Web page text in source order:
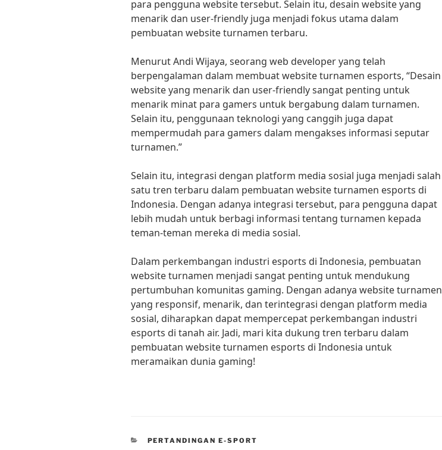
para pengguna website tersebut. Selain itu, desain website yang
menarik dan user-friendly juga menjadi fokus utama dalam
pembuatan website turnamen terbaru.
Menurut Andi Wijaya, seorang web developer yang telah
berpengalaman dalam membuat website turnamen esports, “Desain
website yang menarik dan user-friendly sangat penting untuk
menarik minat para gamers untuk bergabung dalam turnamen.
Selain itu, penggunaan teknologi yang canggih juga dapat
mempermudah para gamers dalam mengakses informasi seputar
turnamen.”
Selain itu, integrasi dengan platform media sosial juga menjadi salah
satu tren terbaru dalam pembuatan website turnamen esports di
Indonesia. Dengan adanya integrasi tersebut, para pengguna dapat
lebih mudah untuk berbagi informasi tentang turnamen kepada
teman-teman mereka di media sosial.
Dalam perkembangan industri esports di Indonesia, pembuatan
website turnamen menjadi sangat penting untuk mendukung
pertumbuhan komunitas gaming. Dengan adanya website turnamen
yang responsif, menarik, dan terintegrasi dengan platform media
sosial, diharapkan dapat mempercepat perkembangan industri
esports di tanah air. Jadi, mari kita dukung tren terbaru dalam
pembuatan website turnamen esports di Indonesia untuk
meramaikan dunia gaming!
CATEGORIES
PERTANDINGAN E-SPORT